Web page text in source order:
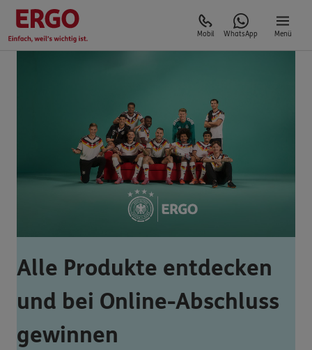
Mobil WhatsApp Menü
Alle Produkte entdecken
und bei Online-Abschluss
gewinnen